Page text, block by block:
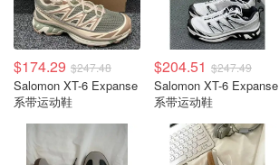
$174.29 $247.48
Salomon XT-6 Expanse
系带运动鞋
$204.51 $247.49
Salomon XT-6 Expanse
系带运动鞋